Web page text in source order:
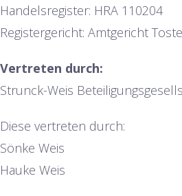
Handelsregister: HRA 110204
Registergericht: Amtgericht
Vertreten durch:
Strunck-Weis
Diese vertreten durch:
Sönke Weis
Hauke Weis